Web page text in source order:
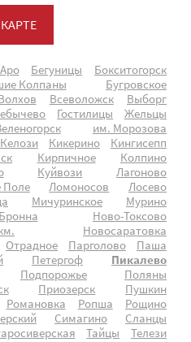
Аро Бегуницы
Бокситогорск
Колпаны
Бугровское
Всеволожск
Выборг
Гостилицы
Жельцы
им. Морозова
Келози Кикерино
Кингисепп
Кирпичное
Колпино
Куйвози
Лагоново
Поле Ломоносов
Лосево
Мичуринское
Мурино
Ново-Токсово
Новосаратовка
Отрадное Парголово
Паша
Петергоф
Пикалево
Подпорожье
Поляны
Приозерск
Пушкин
Романовка Ропша
Рощино
Симагино
Сланцы
Тайцы
Телези